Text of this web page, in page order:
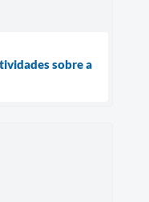
sobre a